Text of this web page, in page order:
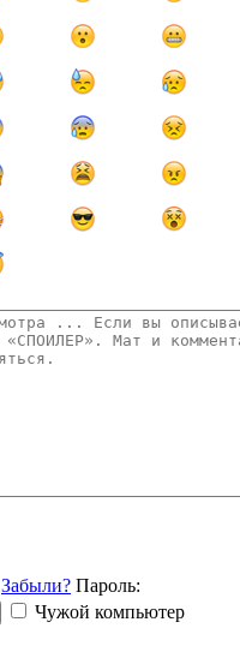
Забыли? Пароль:
Чужой компьютер